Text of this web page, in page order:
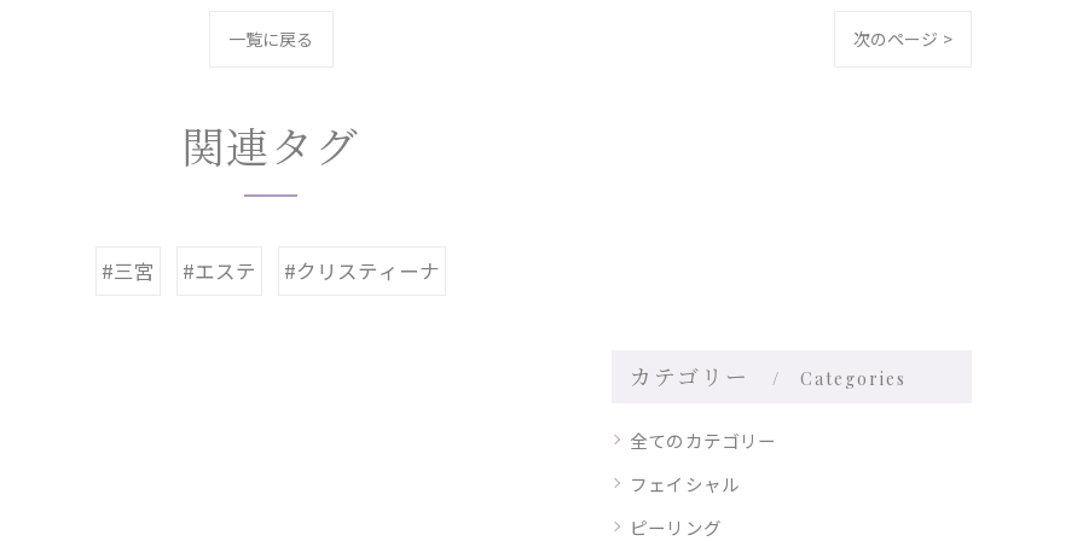
一覧に戻る 次のページ >
関連タグ
#三宮 #エステ #クリスティーナ
カテゴリー Categories
全てのカテゴリー
フェイシャル
ピーリング